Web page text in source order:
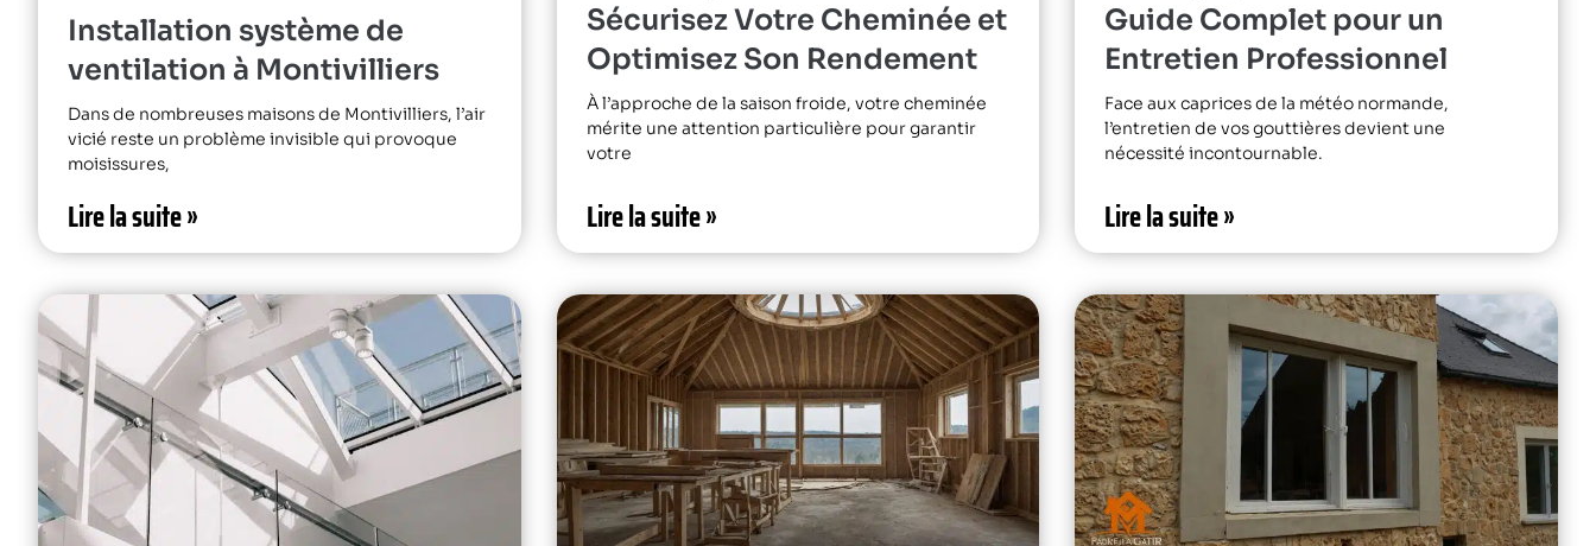
Installation système de
ventilation à Montivilliers
Dans de nombreuses maisons de Montivilliers, l’air
vicié reste un problème invisible qui provoque
moisissures,
Lire la suite »
Sécurisez Votre Cheminée et
Optimisez Son Rendement
À l’approche de la saison froide, votre cheminée
mérite une attention particulière pour garantir
votre
Lire la suite »
Guide Complet pour un
Entretien Professionnel
Face aux caprices de la météo normande,
l’entretien de vos gouttières devient une
nécessité incontournable.
Lire la suite »